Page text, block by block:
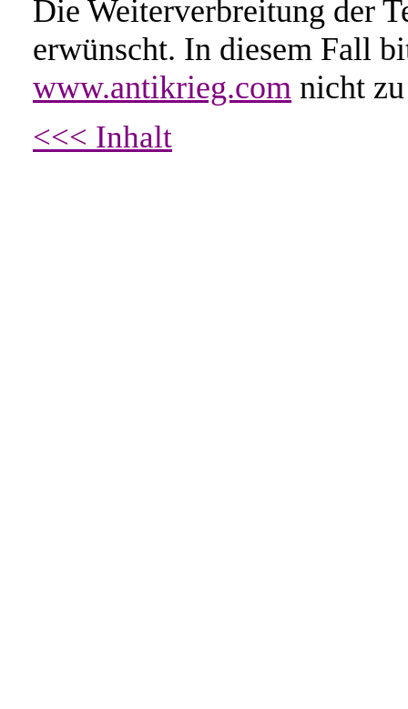
Die Weiterverbreitung der
erwünscht. In diesem Fall
www.antikrieg.com nicht
<<< Inhalt